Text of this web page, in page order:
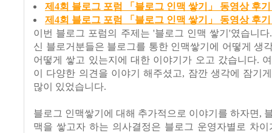
제4회 블로그 포럼 「블로그 인맥 쌓기」 동영상 후
제4회 블로그 포럼 「블로그 인맥 쌓기」 동영상 후
이번 블로그 포럼의 주제는 '블로그 인맥 쌓기'였습니
신 블로거분들은 블로그를 통한 인맥쌓기에 어떻게 생
어떻게 쌓고 있는지에 대한 이야기가 오고 갔습니다.
이 다양한 의견을 이야기 해주셨고, 잠깐 생각에 잠기
많이 있었습니다.
블로그 인맥쌓기에 대해 추가적으로 이야기를 하자면,
맥을 쌓고자 하는 의사결정은 블로그 운영자별로 차